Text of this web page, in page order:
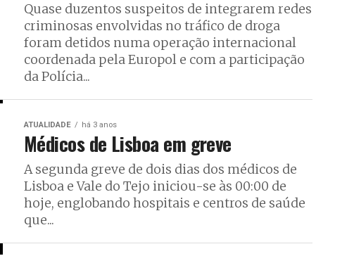
Quase duzentos suspeitos de integrarem redes
criminosas envolvidas no tráfico de droga
foram detidos numa operação internacional
coordenada pela Europol e com a participação
da Polícia...
ATUALIDADE há 3 anos
Médicos de Lisboa em greve
A segunda greve de dois dias dos médicos de
Lisboa e Vale do Tejo iniciou-se às 00:00 de
hoje, englobando hospitais e centros de saúde
que...